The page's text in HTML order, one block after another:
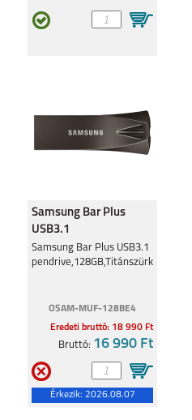
Samsung Bar Plus
USB3.1
pendrive,128GB,Titánszürke
Samsung Bar Plus USB3.1
pendrive,128GB,Titánszürke
OSAM-MUF-128BE4
Eredeti bruttó: 18 990 Ft
Bruttó: 16 990 Ft
Érkezik: 2026.08.07